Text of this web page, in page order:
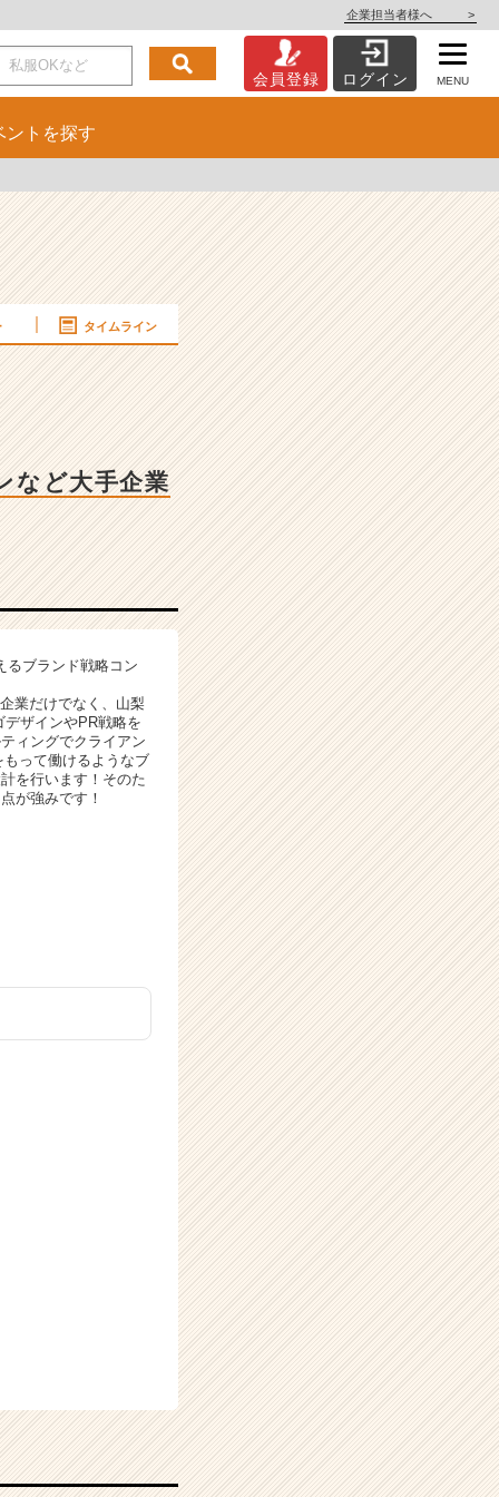
企業担当者様へ >
会員登録 ログイン MENU
ント を探す
タイムライン
など大手企業
るブランド戦略コン
業だけでなく、山梨
ザインやPR戦略を
ィングでクライアン
って働けるようなブ
を行います！そのた
が強みです！